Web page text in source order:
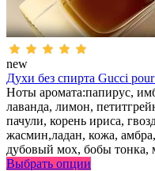
new
Духи без спирта Gucci
Ноты аромата:папирус,
лаванда, лимон,
пачули, корень ириса,
жасмин,ладан, кожа,
дубовый мох, бобы тонка,
Выбрать опции